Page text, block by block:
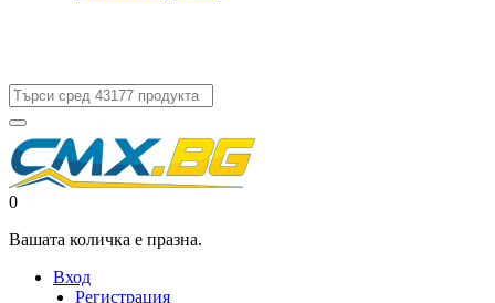
0
Вашата количка е празна.
Вход
Регистрация